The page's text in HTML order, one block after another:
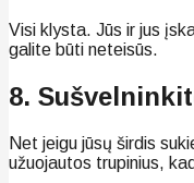
Visi klysta. Jūs ir jus
galite būti neteisūs.
8.
Net jeigu jūsų širdis
užuojautos trupinius,